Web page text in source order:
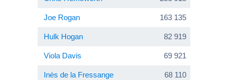
Joe Rogan 163 135
Hulk Hogan 82 919
Viola Davis 69 921
Inès de la Fressange 68 110